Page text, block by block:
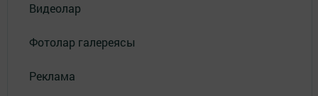
Видеолар
Фотолар галереясы
Реклама